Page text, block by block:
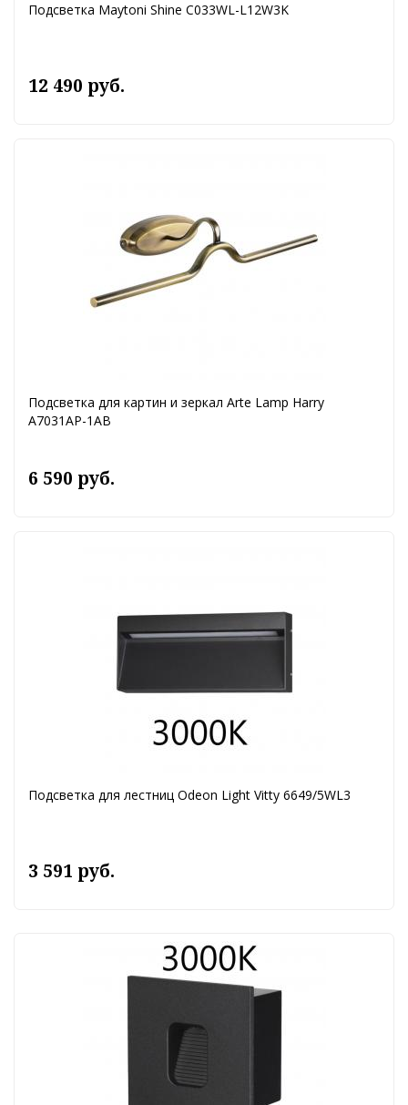
Подсветка Maytoni Shine C033WL-L12W3K
12 490 руб.
Подсветка для картин и зеркал Arte Lamp Harry
A7031AP-1AB
6 590 руб.
Подсветка для лестниц Odeon Light Vitty 6649/5WL3
3 591 руб.